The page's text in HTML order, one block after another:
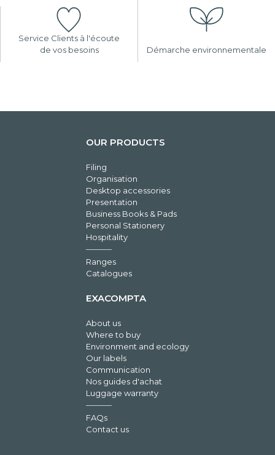
Service Clients à l'écoute
de vos besoins
Démarche environnementale
OUR PRODUCTS
Filing
Organisation
Desktop accessories
Presentation
Business Books & Pads
Personal Stationery
Hospitality
Ranges
Catalogues
EXACOMPTA
About us
Where to buy
Environment and ecology
Our labels
Communication
Nos guides d'achat
Luggage warranty
FAQs
Contact us